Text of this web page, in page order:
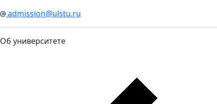
admission@ulstu.ru
Об университете